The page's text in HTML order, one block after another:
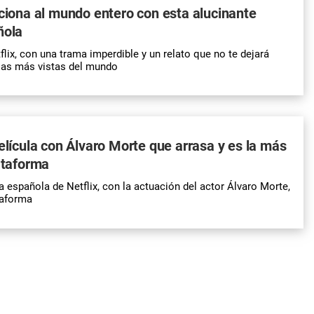
al mundo entero con esta alucinante
con una trama imperdible y un relato que no te dejará
más vistas del mundo
con Álvaro Morte que arrasa y es la más
española de Netflix, con la actuación del actor Álvaro Morte,